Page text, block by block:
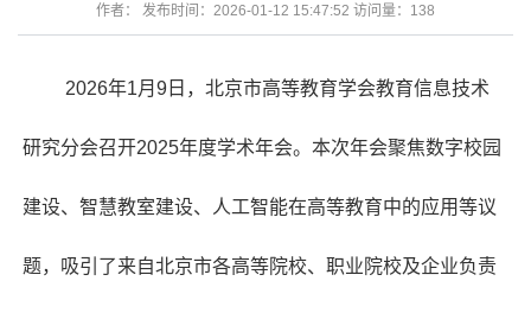
作者： 发布时间：2026-01-12 15:47:52 访问量： 138
2026年1月9日，北京市高等教育学会教育信息技术
研究分会召开2025年度学术年会。本次年会聚焦数字校园
建设、智慧教室建设、人工智能在高等教育中的应用等议
题，吸引了来自北京市各高等院校、职业院校及企业负责